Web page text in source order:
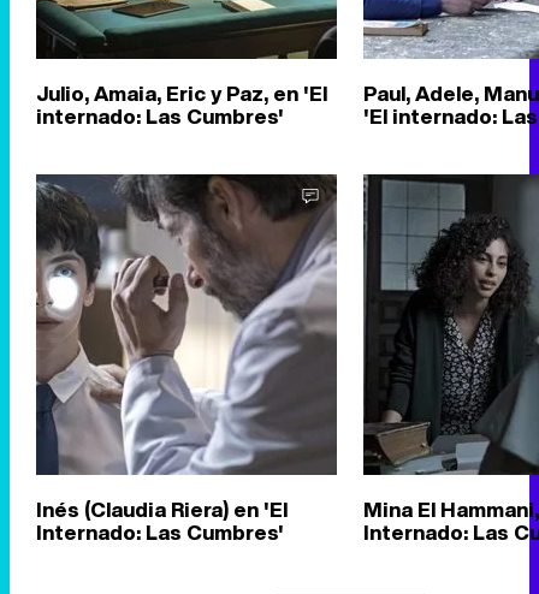
Julio, Amaia, Eric y Paz, en 'El
internado: Las Cumbres'
Paul, Adele,
'El internado:
Inés (Claudia Riera) en 'El
Internado: Las Cumbres'
Mina El
Internado: Las